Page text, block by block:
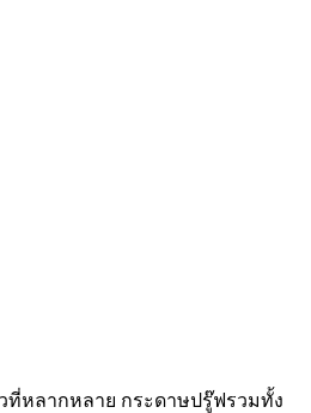
ที่หลากหลาย กระดาษปรู๊ฟรวมทั้ง